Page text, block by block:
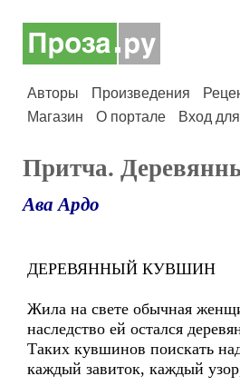
Авторы Произведения
Магазин
О портале Вход
Притча.
Ава Ардо
ДЕРЕВЯННЫЙ КУВШИН
Жила на свете обычная
наследство ей остался
Таких кувшинов поискать
каждый завиток, каждый